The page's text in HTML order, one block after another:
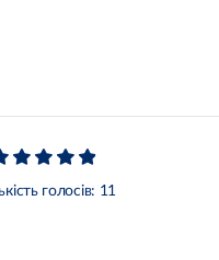
голосів: 11